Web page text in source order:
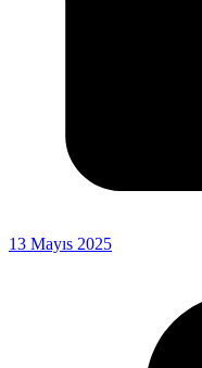
13 Mayıs 2025